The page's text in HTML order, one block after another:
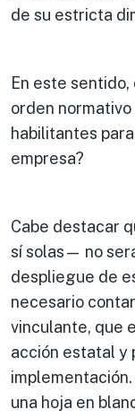
de su estricta
En este
orden
habilitantes
empresa?
Cabe destacar
sí solas— no
despliegue de
necesario
vinculante, que
acción estatal y
una hoja en